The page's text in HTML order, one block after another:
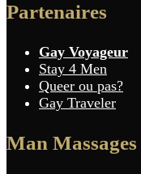
Partenaires
Gay Voyageur
Stay 4 Men
Queer ou pas?
Gay Traveler
Man Massages